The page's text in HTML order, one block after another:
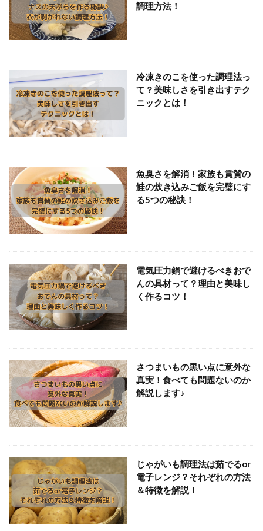
調理方法！
冷凍きのこを使った調理法っ
て？美味しさを引き出すテク
ニックとは！
魚臭さを解消！家族も賞賛の
鮭の炊き込みご飯を完璧にす
る5つの秘訣！
電気圧力鍋で避けるべきおで
んの具材って？理由と美味し
く作るコツ！
さつまいもの黒い点に意外な
真実！食べても問題ないのか
解説します♪
じゃがいも調理法は茹でるor
電子レンジ？それぞれの方法
＆特徴を解説！